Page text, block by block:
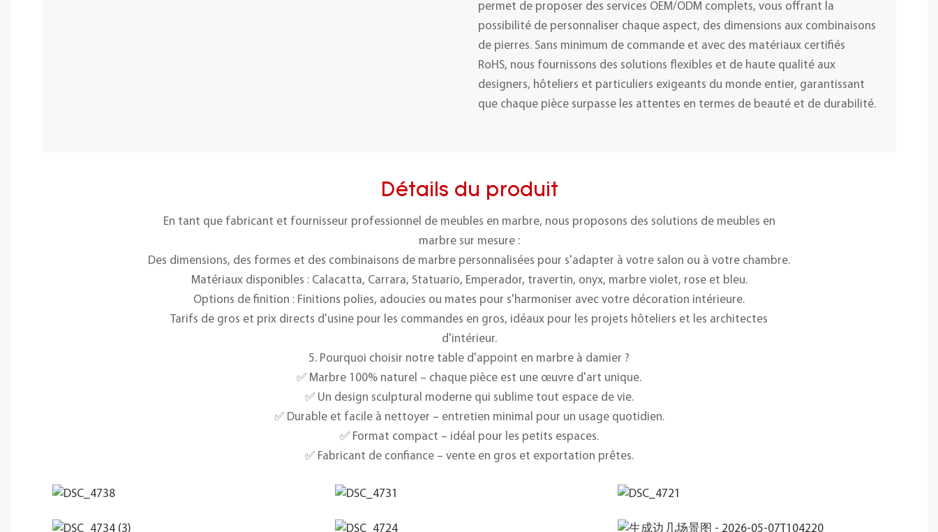
permet de proposer des services OEM/ODM complets, vous offrant la
possibilité de personnaliser chaque aspect, des dimensions aux combinaisons
de pierres. Sans minimum de commande et avec des matériaux certifiés
RoHS, nous fournissons des solutions flexibles et de haute qualité aux
designers, hôteliers et particuliers exigeants du monde entier, garantissant
que chaque pièce surpasse les attentes en termes de beauté et de durabilité.
Détails du produit
En tant que fabricant et fournisseur professionnel de meubles en marbre, nous proposons des solutions de meubles en
marbre sur mesure :
Des dimensions, des formes et des combinaisons de marbre personnalisées pour s'adapter à votre salon ou à votre chambre.
Matériaux disponibles : Calacatta, Carrara, Statuario, Emperador, travertin, onyx, marbre violet, rose et bleu.
Options de finition : Finitions polies, adoucies ou mates pour s'harmoniser avec votre décoration intérieure.
Tarifs de gros et prix directs d'usine pour les commandes en gros, idéaux pour les projets hôteliers et les architectes
d'intérieur.
5. Pourquoi choisir notre table d'appoint en marbre à damier ?
✅ Marbre 100% naturel – chaque pièce est une œuvre d'art unique.
✅ Un design sculptural moderne qui sublime tout espace de vie.
✅ Durable et facile à nettoyer – entretien minimal pour un usage quotidien.
✅ Format compact – idéal pour les petits espaces.
✅ Fabricant de confiance – vente en gros et exportation prêtes.